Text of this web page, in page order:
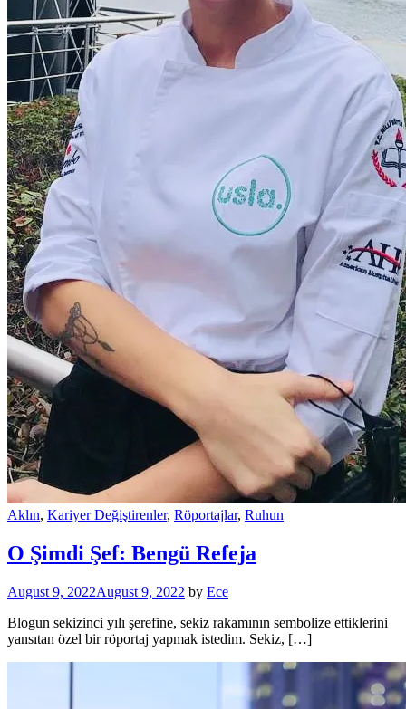
Aklın, Kariyer Değiştirenler, Röportajlar, Ruhun
O Şimdi Şef: Bengü Refeja
August 9, 2022August 9, 2022 by Ece
Blogun sekizinci yılı şerefine, sekiz rakamının sembolize ettiklerini
yansıtan özel bir röportaj yapmak istedim. Sekiz, […]